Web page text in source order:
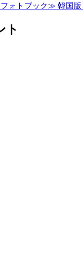
ォトブック≫ 韓国版
ト